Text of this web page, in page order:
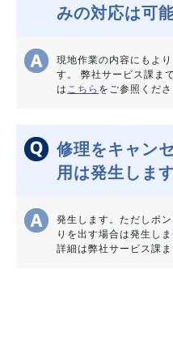
みの対応は可
現地作業の内容にもよ
す。 弊社サービス課ま
はこちら をご参照くだ
修理をキャン
用は発生しま
発生します。ただしポ
りを出す場合は発生しま
詳細は弊社サービス課